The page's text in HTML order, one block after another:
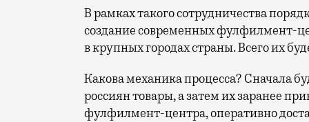
В рамках такого сотрудничества
создание современных фулфилмент-
в крупных городах страны. Всего их
Какова механика процесса? Сначала
россиян товары, а затем их заранее
фулфилмент-центра, оперативно